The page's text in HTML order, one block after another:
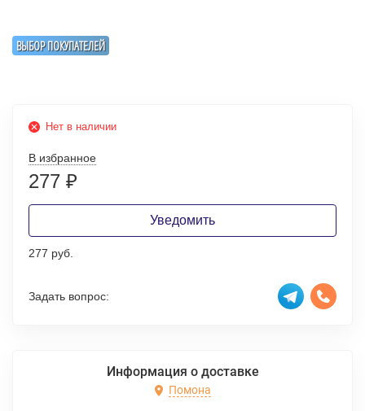
ВЫБОР ПОКУПАТЕЛЕЙ
Нет в наличии
В избранное
277 ₽
Уведомить
277 руб.
Задать вопрос:
Информация о доставке
Помона